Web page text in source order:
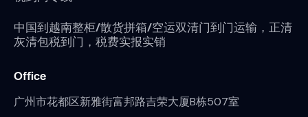
中国到越南整柜/散货拼箱/空运双清门到门运输，正清
灰清包税到门，税费实报实销
Office
广州市花都区新雅街富邦路吉荣大厦B栋507室